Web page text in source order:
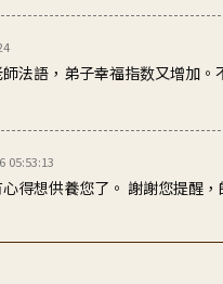
法語，弟子幸福指数又增加
05:53:13
得想供養您了。 謝謝您提醒
依？上師在435講講的界限很